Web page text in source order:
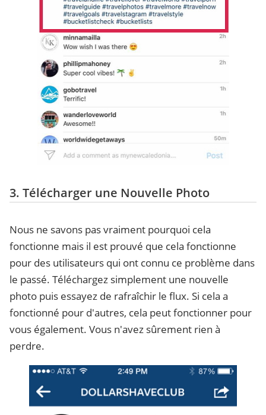
3. Télécharger une Nouvelle Photo
Nous ne savons pas vraiment pourquoi cela
fonctionne mais il est prouvé que cela fonctionne
pour des utilisateurs qui ont connu ce problème dans
le passé. Téléchargez simplement une nouvelle
photo puis essayez de rafraîchir le flux. Si cela a
fonctionné pour d'autres, cela peut fonctionner pour
vous également. Vous n'avez sûrement rien à
perdre.